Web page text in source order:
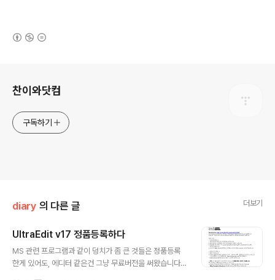
찬이와닷컴
구독하기
diary 의 다른 글 더보기
UltraEdit v17 정품등록하다
MS 관련 프로그램과 같이 덩치가 좀 큰 것들은 정품등록
한게 있어도, 에디터 같은건 그냥 무료버전을 써왔습니다.